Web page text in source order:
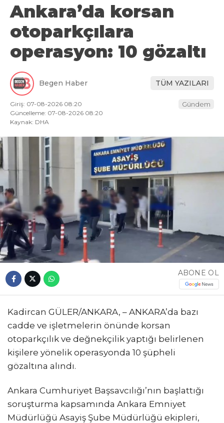
Ankara’da korsan
otoparkçılara
operasyon: 10 gözaltı
Begen Haber TÜM YAZILARI
Giriş: 07-08-2026 08:20
Güncelleme: 07-08-2026 08:20
Kaynak: DHA
Gündem
ABONE OL
Kadircan GÜLER/ANKARA, – ANKARA’da bazı
cadde ve işletmelerin önünde korsan
otoparkçılık ve değnekçilik yaptığı belirlenen
kişilere yönelik operasyonda 10 şüpheli
gözaltına alındı.
Ankara Cumhuriyet Başsavcılığı’nın başlattığı
soruşturma kapsamında Ankara Emniyet
Müdürlüğü Asayiş Şube Müdürlüğü ekipleri,